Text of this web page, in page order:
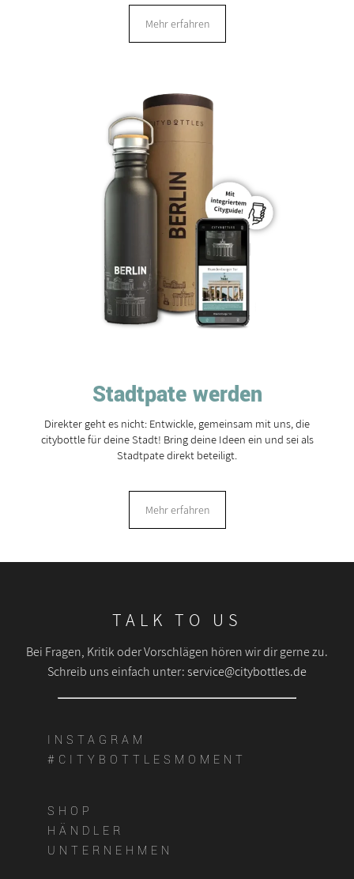
Mehr erfahren
Stadtpate werden
Direkter geht es nicht: Entwickle, gemeinsam mit uns, die
citybottle für deine Stadt! Bring deine Ideen ein und sei als
Stadtpate direkt beteiligt.
Mehr erfahren
TALK TO US
Bei Fragen, Kritik oder Vorschlägen hören wir dir gerne zu.
Schreib uns einfach unter:service@citybottles.de
INSTAGRAM
#CITYBOTTLESMOMENT
SHOP
HÄNDLER
UNTERNEHMEN